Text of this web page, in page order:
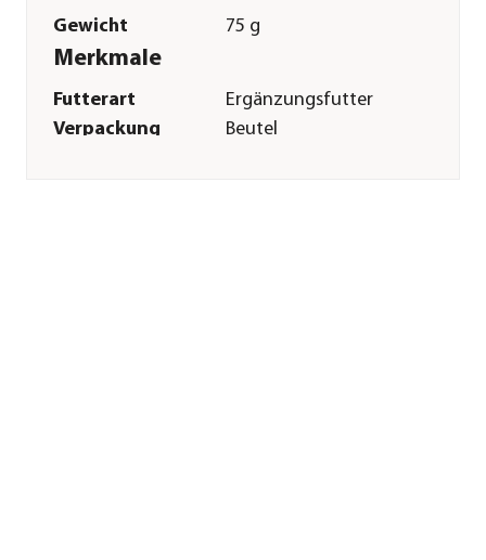
Gewicht 75 g
Merkmale
Futterart
Ergänzungsfutter
Verpackung
Beutel